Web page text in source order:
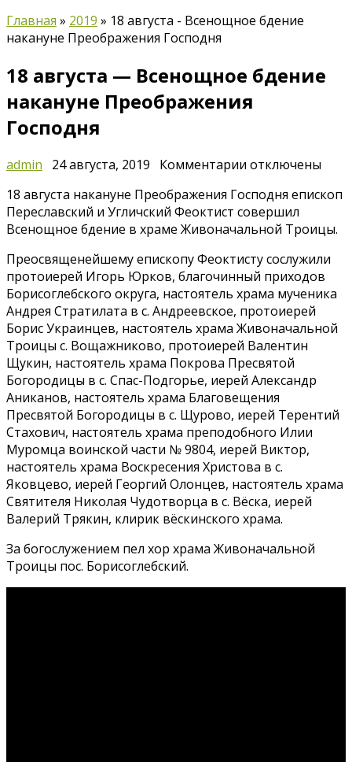
Главная » 2019 » 18 августа - Всенощное бдение
накануне Преображения Господня
18 августа — Всенощное бдение
накануне Преображения
Господня
admin 24 августа, 2019 Комментарии к
18
августа
—
бдение
накануне
Преображения
Господня
отключены
18 августа накануне Преображения Господня епископ
Переславский и Угличский Феоктист совершил
Всенощное бдение в храме Живоначальной Троицы.
Преосвященейшему епископу Феоктисту сослужили
протоиерей Игорь Юрков, благочинный приходов
Борисоглебского округа, настоятель храма мученика
Андрея Стратилата в с. Андреевское, протоиерей
Борис Украинцев, настоятель храма Живоначальной
Троицы с. Вощажниково, протоиерей Валентин
Щукин, настоятель храма Покрова Пресвятой
Богородицы в с. Спас-Подгорье, иерей Александр
Аниканов, настоятель храма Благовещения
Пресвятой Богородицы в с. Щурово, иерей Терентий
Стахович, настоятель храма преподобного Илии
Муромца воинской части № 9804, иерей Виктор,
настоятель храма Воскресения Христова в с.
Яковцево, иерей Георгий Олонцев, настоятель храма
Святителя Николая Чудотворца в с. Вёска, иерей
Валерий Трякин, клирик вёскинского храма.
За богослужением пел хор храма Живоначальной
Троицы пос. Борисоглебский.